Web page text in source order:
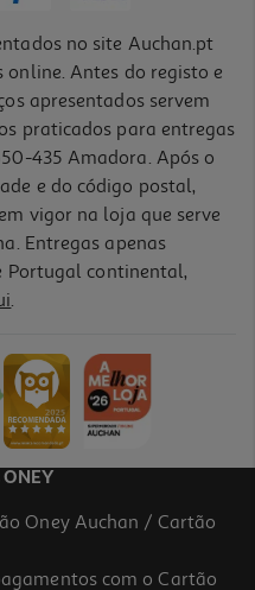
Pro Light Grey
no site Auchan.pt
online. Antes do registo e
apresentados servem
praticados para entregas
435 Amadora. Após o
e do código postal,
vigor na loja que serve
Entregas apenas
Portugal continental,
.
Oney Auchan / Cartão
com o Cartão